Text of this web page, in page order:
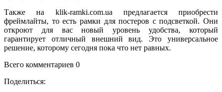
Также на klik-ramki.com.ua предлагается приобрести
фреймлайты, то есть рамки для постеров с подсветкой. Они
откроют для вас новый уровень удобства, который
гарантирует отличный внешний вид. Это универсальное
решение, которому сегодня пока что нет равных.
Всего комментариев 0
Поделиться: